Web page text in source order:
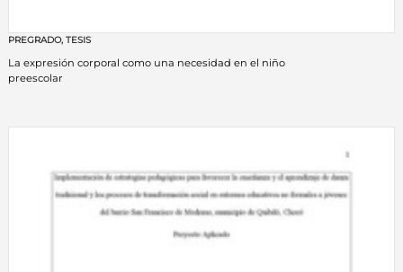
PREGRADO, TESIS
La expresión corporal como una necesidad en el niño
preescolar